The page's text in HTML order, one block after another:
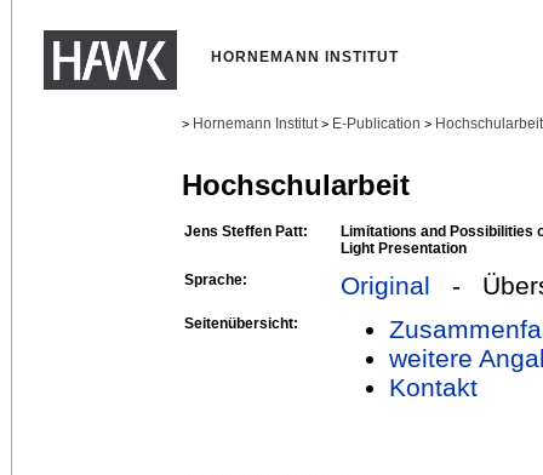
HORNEMANN INSTITUT
> Hornemann Institut > E-Publication >
Hochschularbeit
Jens Steffen Patt:
Limitations and Possibilities
Light Presentation
Sprache:
Original -
Seitenübersicht:
weitere
Kontakt